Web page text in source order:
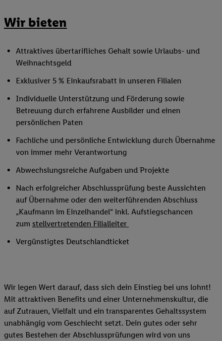
Wir bieten
Attraktives übertarifliches Gehalt sowie Urlaubs- und
Weihnachtsgeld
Exklusiver 5 % Einkaufsrabatt in unseren Filialen
Individuelle Unterstützung und Förderung sowie
Betreuung durch erfahrene Ausbilder und einen
persönlichen Paten
Fachliche und persönliche Entwicklung durch Übernahme
von immer mehr Verantwortung
Abwechslungsreiche Aufgaben und Projekte
Nach erfolgreicher Abschlussprüfung beste Aussichten
auf Übernahme oder den weiterführenden Abschluss
„Kaufmann im Einzelhandel“ inkl. Aufstiegschancen
zum stellvertretenden Filialleiter
Vergünstigtes Deutschlandticket
Wir legen Wert darauf, dass sich dein Einstieg bei uns lohnt!
Mit attraktiven Benefits und einer Unternehmenskultur, die
auf Zutrauen, Vielfalt und ein transparentes Gehaltssystem
unabhängig vom Geschlecht setzt. Dein gutes oder sehr
gutes Bestehen der Abschlussprüfungen wird von uns